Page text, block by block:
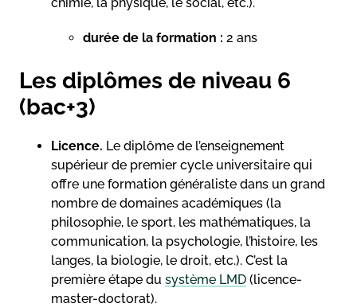
durée de la formation : 2 ans
Les diplômes de niveau 6
(bac+3)
Licence. Le diplôme de l’enseignement
supérieur de premier cycle universitaire qui
offre une formation généraliste dans un grand
nombre de domaines académiques (la
philosophie, le sport, les mathématiques, la
communication, la psychologie, l’histoire, les
langes, la biologie, le droit, etc.). C’est la
première étape du système LMD (licence-
master-doctorat).